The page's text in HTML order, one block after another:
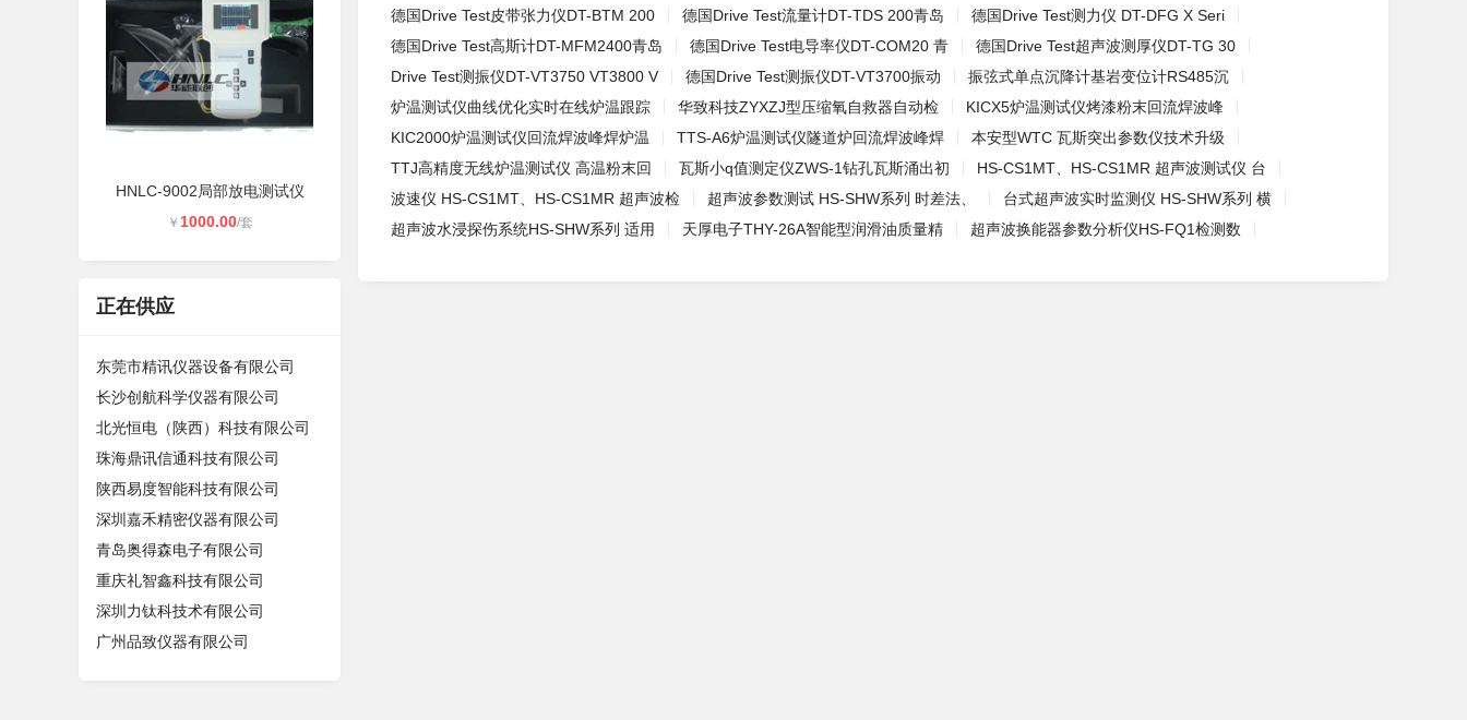
HNLC-9002局部放电测试仪
￥ 1000.00/套
正在供应
东莞市精讯仪器设备有限公司
长沙创航科学仪器有限公司
北光恒电（陕西）科技有限公司
珠海鼎讯信通科技有限公司
陕西易度智能科技有限公司
深圳嘉禾精密仪器有限公司
青岛奥得森电子有限公司
重庆礼智鑫科技有限公司
深圳力钛科技术有限公司
广州品致仪器有限公司
德国Drive Test皮带张力仪DT-BTM 200
德国Drive Test流量计DT-TDS 200青岛
德国Drive Test测力仪 DT-DFG X Seri
德国Drive Test高斯计DT-MFM2400青岛
德国Drive Test电导率仪DT-COM20 青
德国Drive Test超声波测厚仪DT-TG 30
Drive Test测振仪DT-VT3750 VT3800 V
德国Drive Test测振仪DT-VT3700振动
振弦式单点沉降计基岩变位计RS485沉
炉温测试仪曲线优化实时在线炉温跟踪
华致科技ZYXZJ型压缩氧自救器自动检
KICX5炉温测试仪烤漆粉末回流焊波峰
KIC2000炉温测试仪回流焊波峰焊炉温
TTS-A6炉温测试仪隧道炉回流焊波峰焊
本安型WTC 瓦斯突出参数仪技术升级
TTJ高精度无线炉温测试仪 高温粉末回
瓦斯小q值测定仪ZWS-1钻孔瓦斯涌出初
HS-CS1MT、HS-CS1MR 超声波测试仪 台
波速仪 HS-CS1MT、HS-CS1MR 超声波检
超声波参数测试 HS-SHW系列 时差法、
台式超声波实时监测仪 HS-SHW系列 横
超声波水浸探伤系统HS-SHW系列 适用
天厚电子THY-26A智能型润滑油质量精 超声波换能器参数分析仪HS-FQ1检测数